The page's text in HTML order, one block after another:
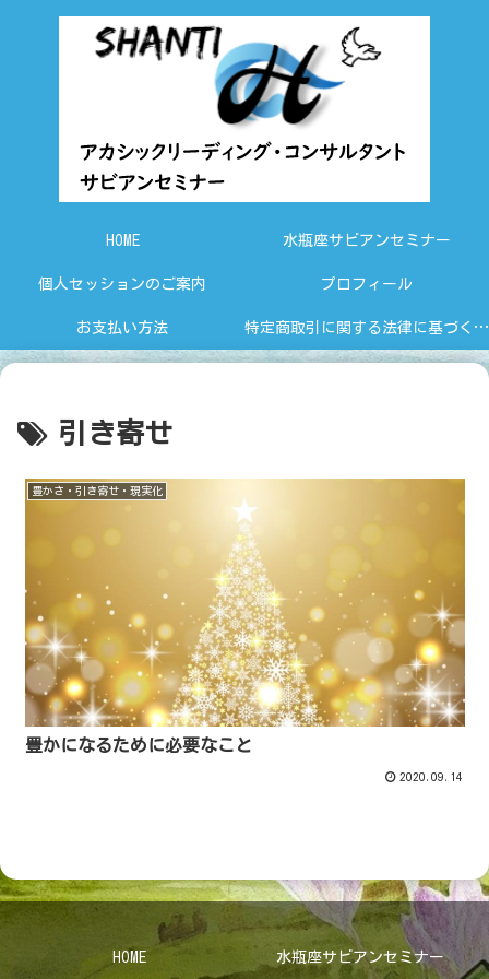
HOME 水瓶座サビアンセミナー
個人セッションのご案内 プロフィール
お支払い方法 特定商取引に関する法律に基づく表示
引き寄せ
豊かさ・引き寄せ・現実化
豊かになるために必要なこと
2020.09.14
HOME 水瓶座サビアンセミナー